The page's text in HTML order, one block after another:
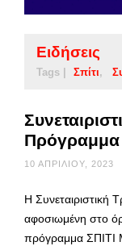
Ειδήσεις
Tags | Σπίτι
Πρόγραμμα
10 ΑΠΡΙΛΊΟΥ, 2023
Η Συνεταιριστική
αφοσιωμένη στο
πρόγραμμα ΣΠΙΤΙ